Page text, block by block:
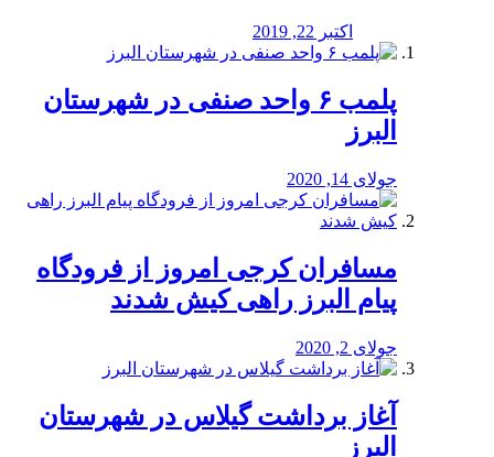
اکتبر 22, 2019
پلمب ۶ واحد صنفی در شهرستان
البرز
جولای 14, 2020
مسافران کرجی امروز از فرودگاه
پیام البرز راهی کیش شدند
جولای 2, 2020
آغاز برداشت گیلاس در شهرستان
البرز